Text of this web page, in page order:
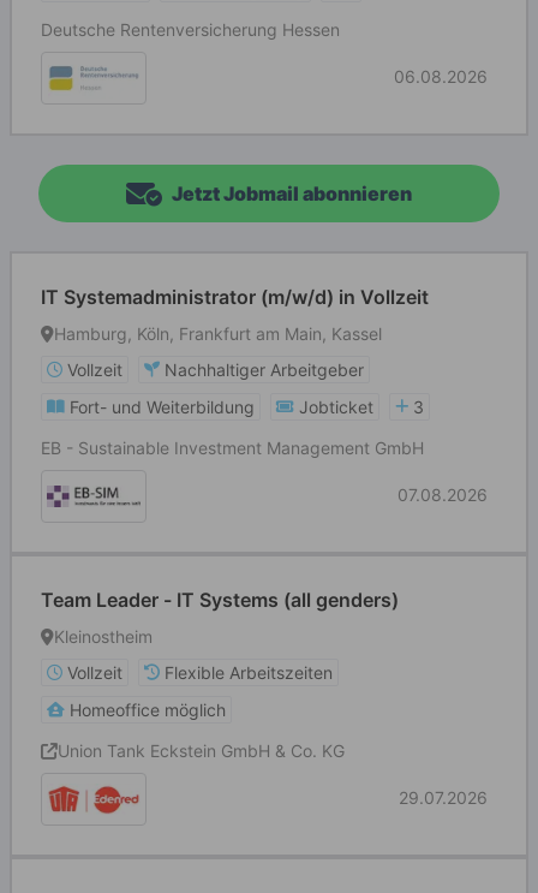
Deutsche Rentenversicherung Hessen
06.08.2026
Jetzt Jobmail abonnieren
IT Systemadministrator (m/w/d) in Vollzeit
Hamburg, Köln, Frankfurt am Main, Kassel
Vollzeit
Nachhaltiger Arbeitgeber
Fort- und Weiterbildung
Jobticket
3
EB - Sustainable Investment Management GmbH
07.08.2026
Team Leader - IT Systems (all genders)
Kleinostheim
Vollzeit
Flexible Arbeitszeiten
Homeoffice möglich
Union Tank Eckstein GmbH & Co. KG
29.07.2026